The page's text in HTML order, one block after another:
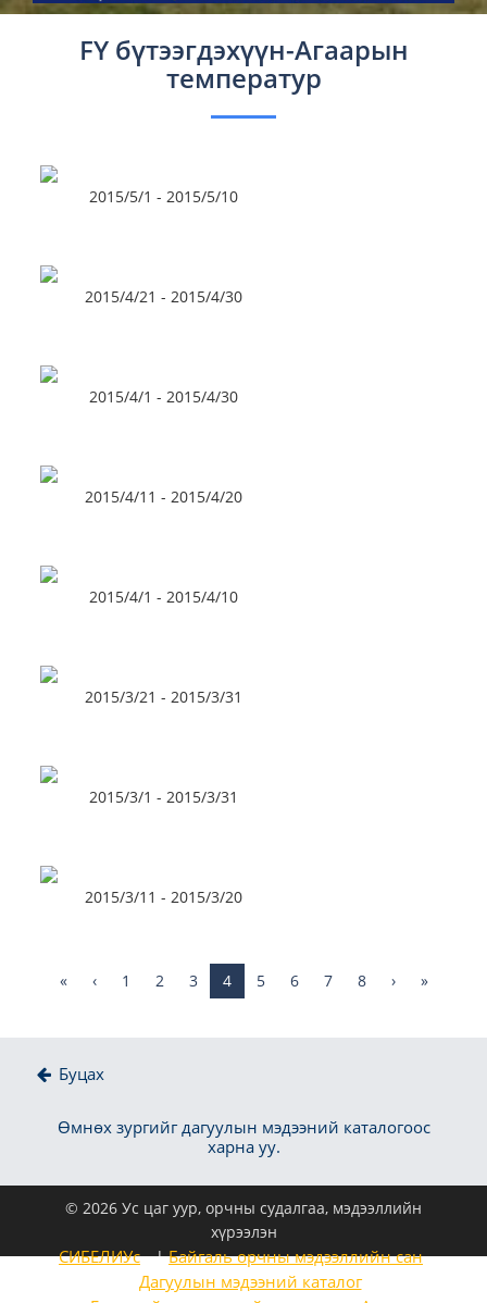
FY бүтээгдэхүүн-Агаарын
температур
2015/5/1 - 2015/5/10
2015/4/21 - 2015/4/30
2015/4/1 - 2015/4/30
2015/4/11 - 2015/4/20
2015/4/1 - 2015/4/10
2015/3/21 - 2015/3/31
2015/3/1 - 2015/3/31
2015/3/11 - 2015/3/20
« ‹ 1 2 3 4 5 6 7 8 › »
Буцах
Өмнөх зургийг дагуулын мэдээний каталогоос
харна уу.
© 2026 Ус цаг уур, орчны судалгаа, мэдээллийн
хүрээлэн
СИБЕЛИУс
Байгаль орчны мэдээллийн сан
Дагуулын мэдээний каталог